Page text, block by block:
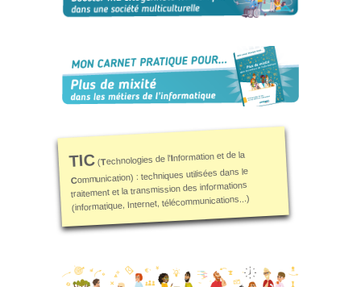
TIC(Technologies de l'Information et de la
Communication) : techniques utilisées dans le
traitement et la transmission des informations
(informatique, Internet, télécommunications...)
Newsletter